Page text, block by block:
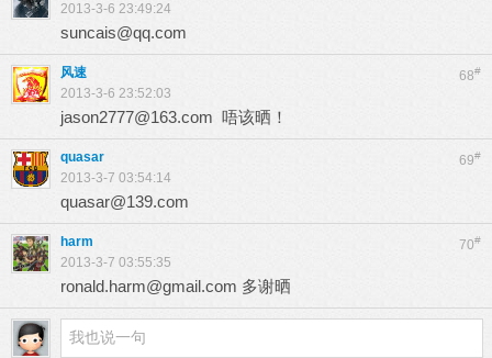
2013-3-6 23:49:24
suncais@qq.com
68#
风速
2013-3-6 23:52:03
jason2777@163.com 唔该晒！
69#
quasar
2013-3-7 03:54:14
quasar@139.com
70#
harm
2013-3-7 03:55:35
ronald.harm@gmail.com 多谢晒